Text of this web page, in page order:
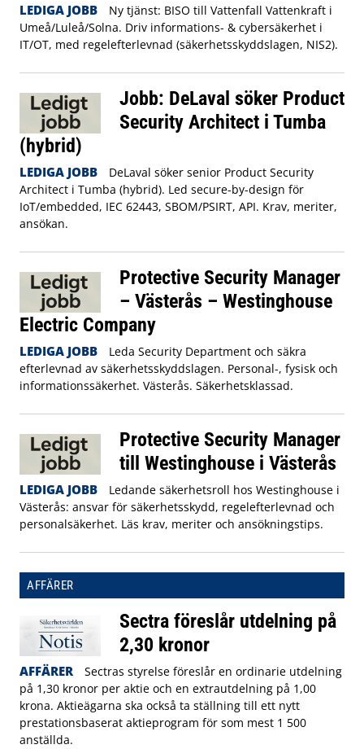
LEDIGA JOBB
Ny tjänst: BISO till Vattenfall Vattenkraft i
Umeå/Luleå/Solna. Driv informations- & cybersäkerhet i
IT/OT, med regelefterlevnad (säkerhetsskyddslagen, NIS2).
Jobb: DeLaval söker Product
Security Architect i Tumba
(hybrid)
LEDIGA JOBB
DeLaval söker senior Product Security
Architect i Tumba (hybrid). Led secure-by-design för
IoT/embedded, IEC 62443, SBOM/PSIRT, API. Krav, meriter,
ansökan.
Protective Security Manager
– Västerås – Westinghouse
Electric Company
LEDIGA JOBB
Leda Security Department och säkra
efterlevnad av säkerhetsskyddslagen. Personal-, fysisk och
informationssäkerhet. Västerås. Säkerhetsklassad.
Protective Security Manager
till Westinghouse i Västerås
LEDIGA JOBB
Ledande säkerhetsroll hos Westinghouse i
Västerås: ansvar för säkerhetsskydd, regelefterlevnad och
personalsäkerhet. Läs krav, meriter och ansökningstips.
AFFÄRER
Sectra föreslår utdelning på
2,30 kronor
AFFÄRER
Sectras styrelse föreslår en ordinarie utdelning
på 1,30 kronor per aktie och en extrautdelning på 1,00
krona. Aktieägarna ska också ta ställning till ett nytt
prestationsbaserat aktieprogram för som mest 1 500
anställda.